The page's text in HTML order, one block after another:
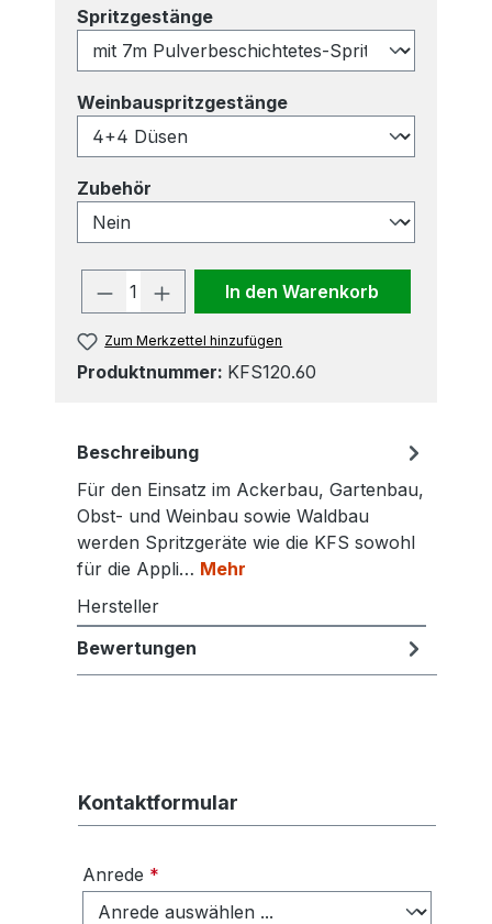
Spritzgestängeauswählen
Weinbauspritzgestängeauswählen
Zubehör
Produkt Anzahl: Gib den
In den Warenkorb
Zum Merkzettel hinzufügen
Produktnummer: KFS120.60
Beschreibung
Für den Einsatz im Ackerbau, Gartenbau,
Obst- und Weinbau sowie Waldbau
werden Spritzgeräte wie die KFS sowohl
für die Appli… Mehr
Hersteller
Bewertungen
Kontaktformular
Anrede *